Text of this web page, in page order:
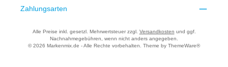
Zahlungsarten
Alle Preise inkl. gesetzl. Mehrwertsteuer zzgl. Versandkosten und ggf.
Nachnahmegebühren, wenn nicht anders angegeben.
© 2026 Markenmix.de - Alle Rechte vorbehalten. Theme by ThemeWare®